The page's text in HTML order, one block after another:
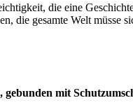
die eine
die gesamte Welt müsse
mit